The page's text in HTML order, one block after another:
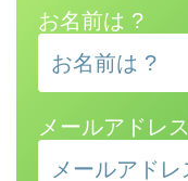
お名前は ?
メールアドレス